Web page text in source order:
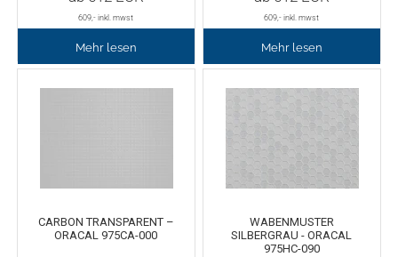
609 ,- inkl. mwst
Mehr lesen
609 ,- inkl. mwst
Mehr lesen
CARBON TRANSPARENT –
ORACAL 975CA-000
WABENMUSTER
SILBERGRAU - ORACAL
975HC-090